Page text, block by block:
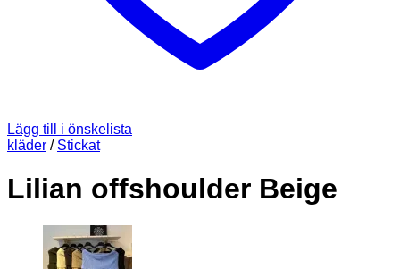
Lägg till i önskelista
kläder / Stickat
Lilian offshoulder Beige